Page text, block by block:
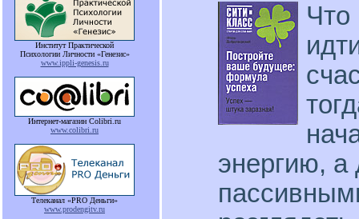
Институт Практической
Психологии Личности «Генезис»
www.ippli-genesis.ru
Интернет-магазин Colibri.ru
www.colibri.ru
Телеканал «PRO Деньги»
www.prodengitv.ru
Что
энергию, а